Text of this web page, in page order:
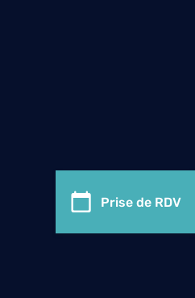
Prise de RDV